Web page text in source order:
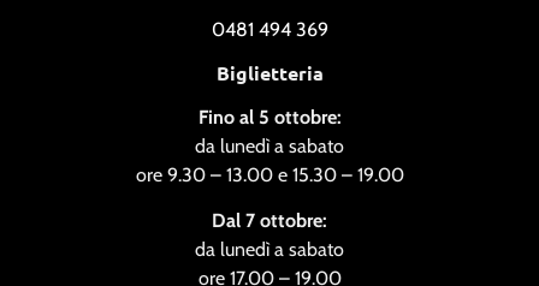
0481 494 369
Biglietteria
Fino al 5 ottobre:
da lunedì a sabato
ore 9.30 – 13.00 e 15.30 – 19.00
Dal 7 ottobre:
da lunedì a sabato
ore 17.00 – 19.00